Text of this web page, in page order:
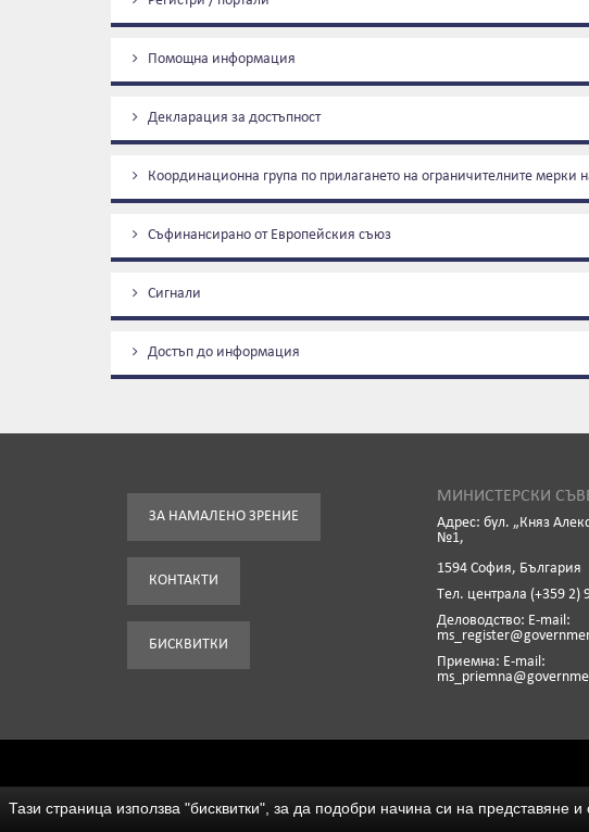
Помощна информация
Декларация за достъпност
Координационна група по прилагането на ограничителните мерки
Съфинансирано от Европейския съюз
Сигнали
Достъп до информация
ЗА НАМАЛЕНО ЗРЕНИЕ
КОНТАКТИ
БИСКВИТКИ
МИНИСТЕРСКИ
Адрес: бул. „Княз
№1,
1594 София, България
Tел. централа (+359 2)
Деловодство: Е-mail:
Приемна: Е-mail:
Тази страница използва "бисквитки", за да подобри начина си на представяне и